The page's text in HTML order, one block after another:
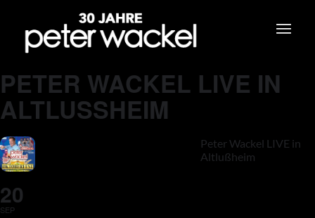
PETER WACKEL LIVE IN
ALTLUSSHEIM
20
SEP
Peter Wackel LIVE in
Altlußheim